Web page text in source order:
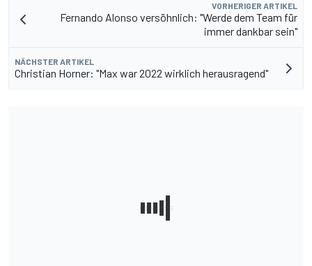
VORHERIGER ARTIKEL
Fernando Alonso versöhnlich: "Werde dem Team für
immer dankbar sein"
NÄCHSTER ARTIKEL
Christian Horner: "Max war 2022 wirklich herausragend"